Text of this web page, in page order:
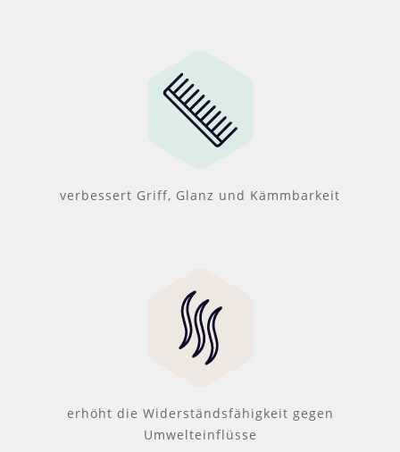
verbessert Griff, Glanz und Kämmbarkeit
erhöht die Widerständsfähigkeit gegen
Umwelteinflüsse